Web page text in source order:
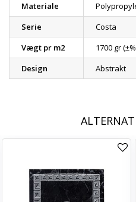
Materiale
Serie
Costa
Vægt pr m2
1700 gr
Design
Abstrakt